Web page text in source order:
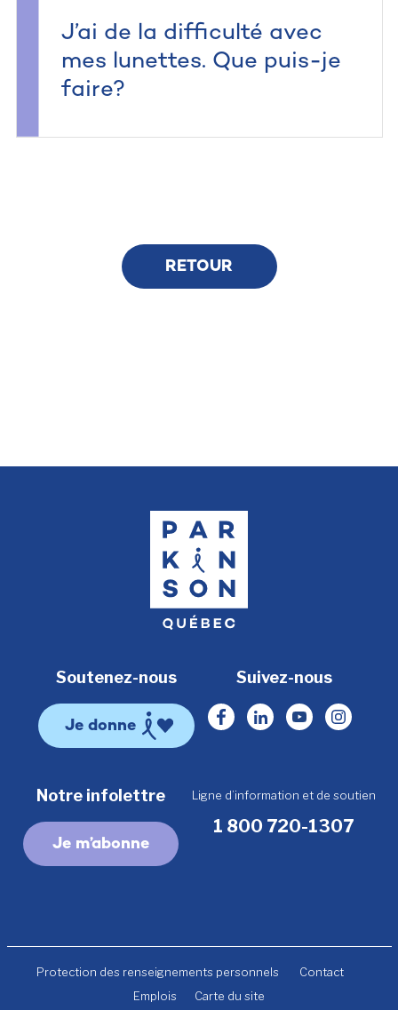
J’ai de la difficulté avec
mes lunettes. Que puis-je
faire?
RETOUR
Soutenez-nous
Je donne
Suivez-nous
Facebook
LinkedinYoutube
Notre infolettre
Je m’abonne
Ligne d’information et de soutien
1 800 720-1307
Protection des renseignements personnels
Contact
Emplois
Carte du site